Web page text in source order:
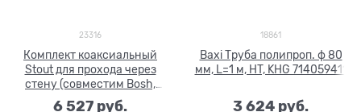
23316
Комплект коаксиальный
Stout для прохода через
стену (совместим Bosh,
Buderus) 60/100, 850 мм
6 527 руб.
18861
Baxi Труба полипроп. ф 80
мм, L=1 м, HT, KHG 714059411
3 624 руб.